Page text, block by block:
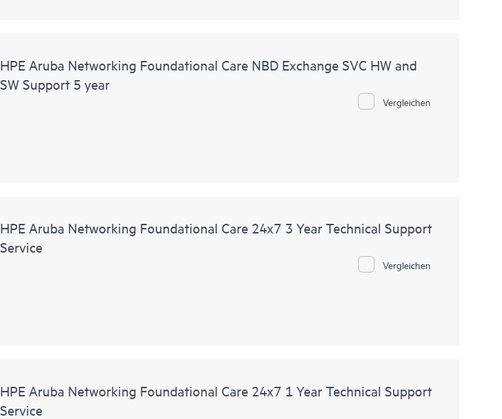
HPE Aruba Networking Foundational Care NBD Exchange SVC HW and
SW Support 5 year
Vergleichen
HPE Aruba Networking Foundational Care 24x7 3 Year Technical Support
Service
Vergleichen
HPE Aruba Networking Foundational Care 24x7 1 Year Technical Support
Service